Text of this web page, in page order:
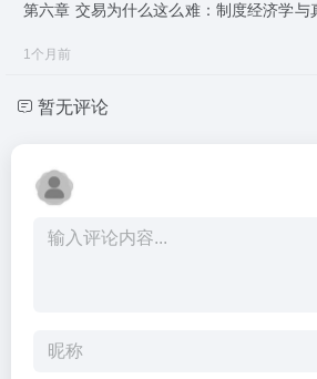
第六章 交易为什么这么难：制度经济学与
1个月前
暂无评论